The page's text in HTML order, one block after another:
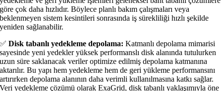
göre çok daha hızlıdır. Böylece planlı bakım çalışmaları veya
beklenmeyen sistem kesintileri sonrasında iş sürekliliği hızlı şekilde
yeniden sağlanabilir.
✅Disk tabanlı yedekleme depolama: Katmanlı depolama mimarisi
sayesinde yeni yedekler yüksek performanslı disk alanında tutulurken
uzun süre saklanacak veriler optimize edilmiş depolama katmanına
aktarılır. Bu yapı hem yedekleme hem de geri yükleme performansını
artırırken depolama alanının daha verimli kullanılmasına katkı sağlar.
Veri yedekleme çözümü olarak ExaGrid, disk tabanlı yaklaşımıyla öne